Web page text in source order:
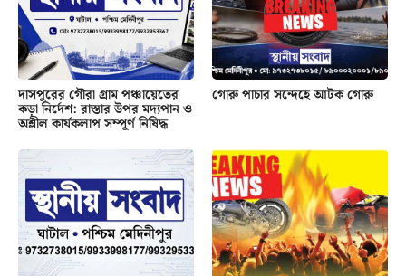
দাসপুরের গৌরা গ্রাম পঞ্চায়েতের
কড়া নির্দেশ: রাস্তার উপর মদ্যপান ও
অশ্লীল কার্যকলাপ সম্পূর্ণ নিষিদ্ধ
গোরু পাচার সন্দেহে আটক গোরু